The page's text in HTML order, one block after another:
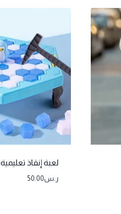
لعبة إنقاذ تعليمية
ر.س50.00